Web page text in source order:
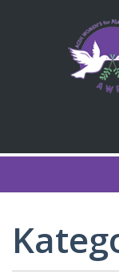
GAGASAN DAMAI